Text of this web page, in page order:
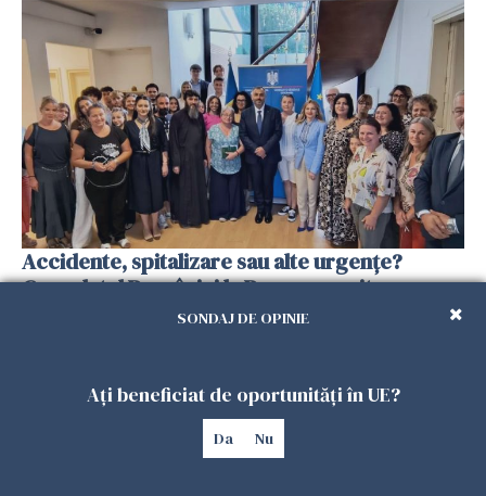
Accidente, spitalizare sau alte urgențe?
Consulatul României la Roma promite
intervenții în doar 24 de ore
SONDAJ DE OPINIE
Ați beneficiat de oportunități în UE?
Da Nu